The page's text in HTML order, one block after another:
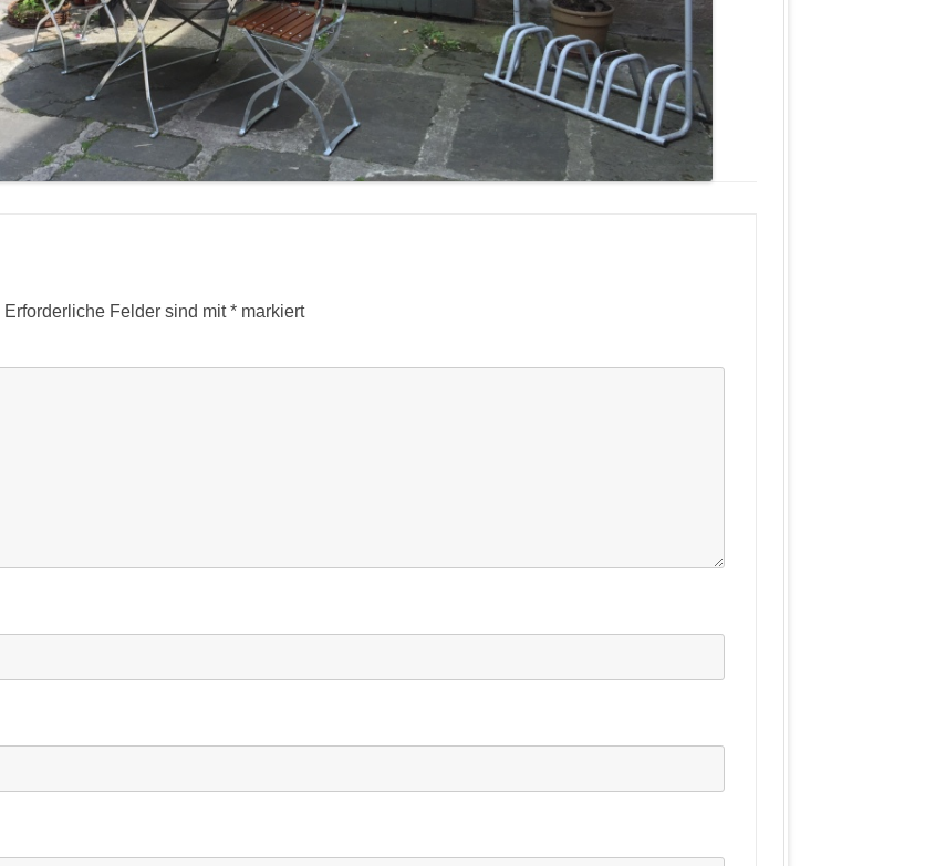
Erforderliche Felder sind mit* markiert